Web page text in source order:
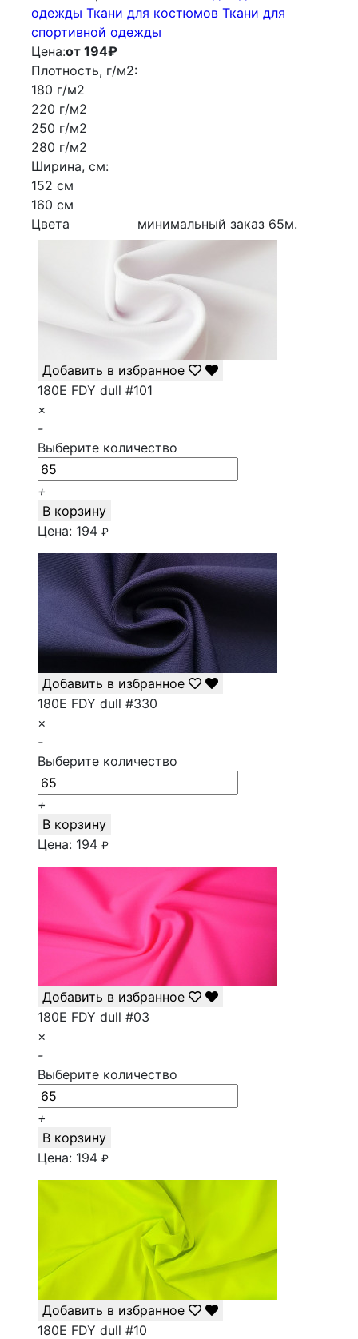
одежды Ткани для костюмов Ткани для
спортивной одежды
Цена:от 194₽
Плотность, г/м2:
180 г/м2
220 г/м2
250 г/м2
280 г/м2
Ширина, см:
152 см
160 см
Цвета
минимальный заказ 65м.
Добавить в избранное
180E FDY dull #101
×
-
Выберите количество
+
В корзину
Цена: 194 ₽
Добавить в избранное
180E FDY dull #330
×
-
Выберите количество
+
В корзину
Цена: 194 ₽
Добавить в избранное
180E FDY dull #03
×
-
Выберите количество
+
В корзину
Цена: 194 ₽
Добавить в избранное
180E FDY dull #10